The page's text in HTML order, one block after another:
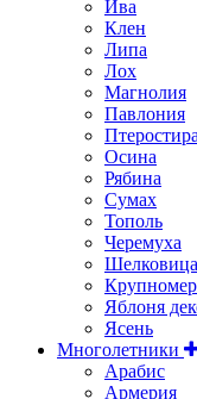
Ива
Клен
Липа
Лох
Магнолия
Павлония
Осина
Рябина
Сумах
Тополь
Черемуха
Шелковица
Яблоня
Ясень
Многолетники
Арабис
Армерия